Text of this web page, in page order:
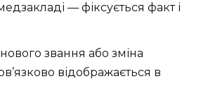
— фіксується факт і
звання або зміна
відображається в